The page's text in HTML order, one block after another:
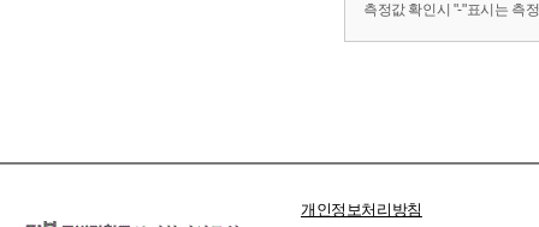
측정값 확인시 "-"표시는 측
개인정보처리방침